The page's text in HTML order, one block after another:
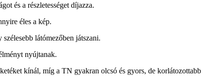
és a részletességet díjazza.
éles a kép.
látómezőben játszani.
nyújtanak.
kínál, míg a TN gyakran olcsó és gyors, de korlátozottabb